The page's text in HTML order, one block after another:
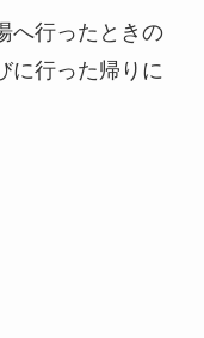
へ行ったときの
に行った帰りに